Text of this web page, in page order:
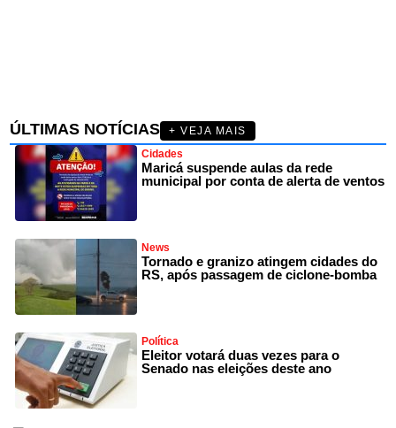
ÚLTIMAS NOTÍCIAS
+ VEJA MAIS
Cidades
Maricá suspende aulas da rede
municipal por conta de alerta de ventos
News
Tornado e granizo atingem cidades do
RS, após passagem de ciclone-bomba
Política
Eleitor votará duas vezes para o
Senado nas eleições deste ano